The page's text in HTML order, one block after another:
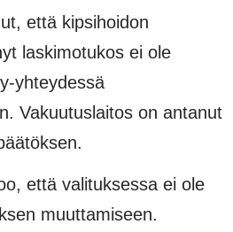
että kipsihoidon
laskimotukos ei ole
yhteydessä
Vakuutuslaitos on antanut
että valituksessa ei ole
muuttamiseen.